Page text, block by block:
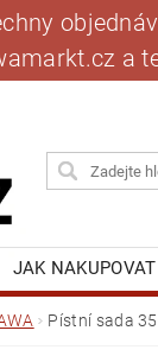
a
JAK NAKUPOVAT
BLOGPístní sada